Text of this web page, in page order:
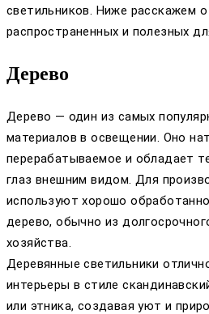
светильников. Ниже расскажем о
распространенных и полезных
Дерево
Дерево — один из самых
материалов в освещении. Оно
перерабатываемое и обладает
глаз внешним видом. Для
используют хорошо
дерево, обычно из
хозяйства.
Деревянные светильники
интерьеры в стиле
или этника, создавая уют и